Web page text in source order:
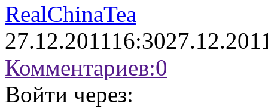
RealChinaTea
27.12.201116:30
Комментариев:0
Войти через: